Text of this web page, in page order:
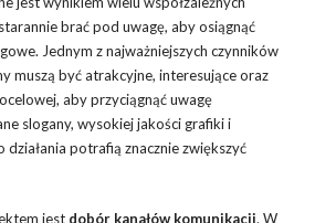
brać pod uwagę, aby osiągnąć
Jednym z najważniejszych czynników
muszą być atrakcyjne, interesujące oraz
aby przyciągnąć uwagę
slogany, wysokiej jakości grafiki i
działania potrafią znacznie zwiększyć
jest dobór kanałów komunikacji. W